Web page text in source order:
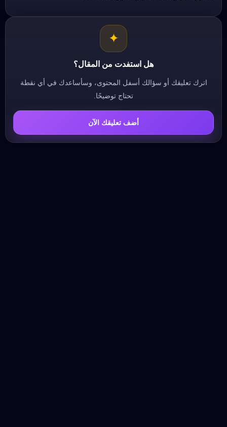
✦
هل استفدت من المقال؟
اترك تعليقك أو سؤالك أسفل المحتوى، وسأساعدك في أي نقطة
تحتاج توضيحًا.
أضف تعليقك الآن